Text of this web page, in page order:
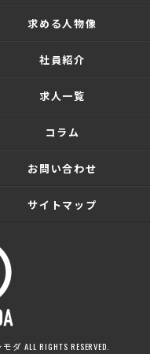
求める人物像
社員紹介
求人一覧
コラム
お問い合わせ
サイトマップ
ALL RIGHTS RESERVED.